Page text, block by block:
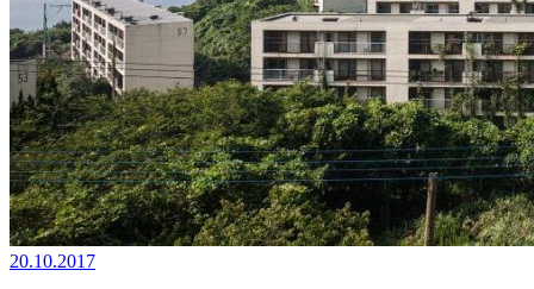
20.10.2017